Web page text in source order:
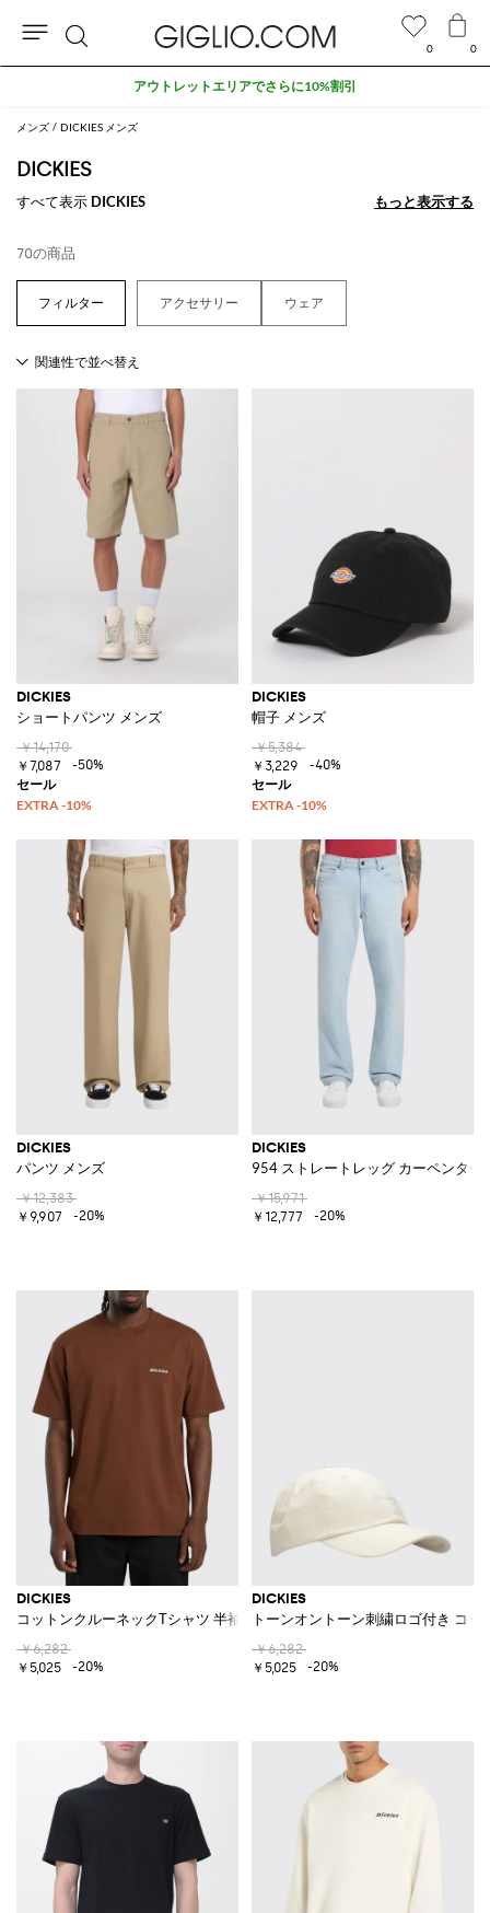
メンズ DICKIES メンズ
DICKIES
すべて表示 DICKIES もっと表示する
もっと表示する
70の商品
アクセサリー ウェア
DICKIES
ショートパンツ メンズ
￥14,170
￥7,087
-50%
DICKIES
帽子 メンズ
￥5,384
￥3,229
-40%
DICKIES
パンツ メンズ
￥12,383
￥9,907
-20%
DICKIES
954 ストレートレッグ カーペンタ
￥15,971
￥12,777
-20%
DICKIES
コットンクルーネックTシャツ 半袖＆コントラストチェストロゴ
￥6,282
￥5,025
-20%
DICKIES
トーンオントーン刺繍ロゴ付き コ
￥6,282
￥5,025
-20%
0 0
検
アウトレットエリアでさらに10%割引